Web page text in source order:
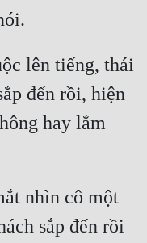
lên tiếng, thái
đến rồi, hiện
hay lắm
nhìn cô một
sắp đến rồi